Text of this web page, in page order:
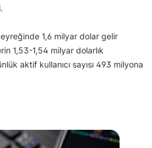
1,6 milyar dolar gelir
1,53-1,54 milyar dolarlık
aktif kullanıcı sayısı 493 milyona